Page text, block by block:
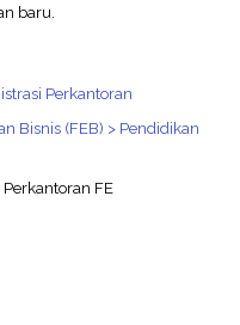
baru.
Perkantoran
Bisnis (FEB) > Pendidikan
FE